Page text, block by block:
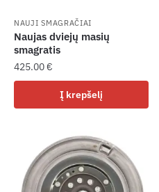
NAUJI SMAGRAČIAI
Naujas dviejų masių
smagratis
425.00€
Į krepšelį